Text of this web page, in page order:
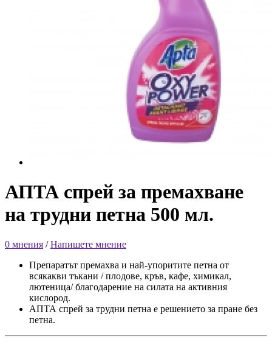
АПТА спрей за премахване
на трудни петна 500 мл.
0 мнения /Напишете мнение
Препаратът премахва и най-упоритите петна от
всякакви тъкани / плодове, кръв, кафе, химикал,
лютеница/ благодарение на силата на активния
кислород.
АПТА спрей за трудни петна е решението за пране без
петна.